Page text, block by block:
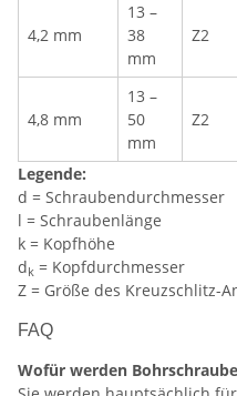
4,2 mm
13 –
38
mm
Z2
4,8 mm
13 –
50
mm
Z2
Legende:
d = Schraubendurchmesser
l = Schraubenlänge
k = Kopfhöhe
dk = Kopfdurchmesser
Z = Größe des Kreuzschlitz-
FAQ
Wofür werden